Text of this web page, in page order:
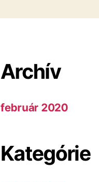
Archív
február 2020
Kategórie